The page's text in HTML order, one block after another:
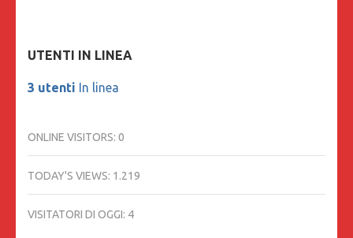
UTENTI IN LINEA
3 utenti In linea
ONLINE VISITORS: 0
TODAY'S VIEWS: 1.219
VISITATORI DI OGGI: 4